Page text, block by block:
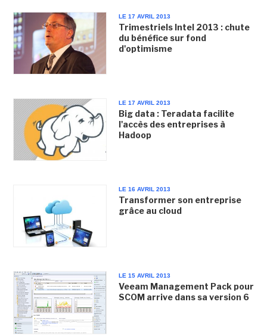
LE 17 AVRIL 2013
Trimestriels Intel 2013 : chute
du bénéfice sur fond
d'optimisme
LE 17 AVRIL 2013
Big data : Teradata facilite
l'accès des entreprises à
Hadoop
LE 16 AVRIL 2013
Transformer son entreprise
grâce au cloud
LE 15 AVRIL 2013
Veeam Management Pack pour
SCOM arrive dans sa version 6